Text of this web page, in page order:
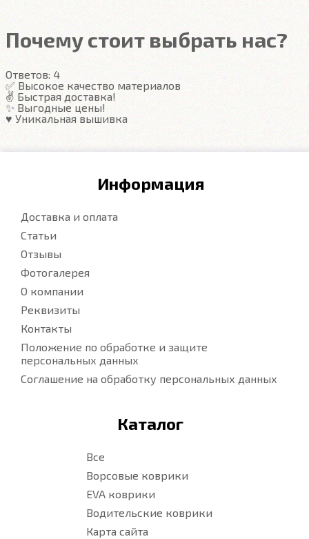
Почему стоит выбрать нас?
Ответов: 4
✅ Высокое качество материалов
✌️ Быстрая доставка!
✨ Выгодные цены!
♥️ Уникальная вышивка
Информация
Доставка и оплата
Статьи
Отзывы
Фотогалерея
О компании
Реквизиты
Контакты
Положение по обработке и защите
персональных данных
Соглашение на обработку персональных данных
Каталог
Все
Ворсовые коврики
EVA коврики
Водительские коврики
Карта сайта